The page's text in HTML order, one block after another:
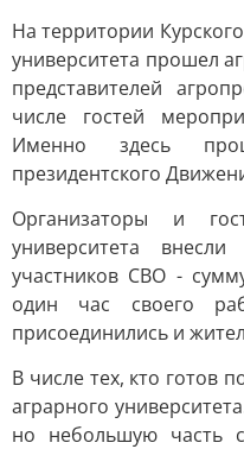
На территории
университета прошел
представителей
числе гостей
Именно здесь
президентского
Организаторы и
университета
участников СВО -
один час своего
присоединились и
В числе тех, кто готов
аграрного
но небольшую часть